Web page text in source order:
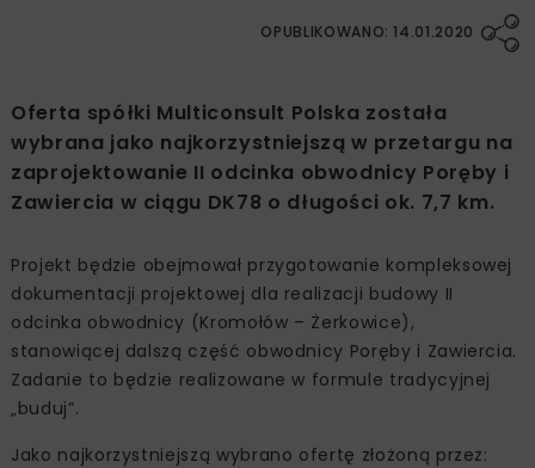
OPUBLIKOWANO: 14.01.2020
Oferta spółki Multiconsult Polska została
wybrana jako najkorzystniejszą w przetargu na
zaprojektowanie II odcinka obwodnicy Poręby i
Zawiercia w ciągu DK78 o długości ok. 7,7 km.
Projekt będzie obejmował przygotowanie kompleksowej
dokumentacji projektowej dla realizacji budowy II
odcinka obwodnicy (Kromołów – Żerkowice),
stanowiącej dalszą część obwodnicy Poręby i Zawiercia.
Zadanie to będzie realizowane w formule tradycyjnej
„buduj”.
Jako najkorzystniejszą wybrano ofertę złożoną przez: